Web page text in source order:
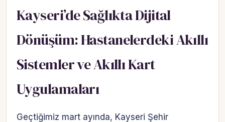
Kayseri’de Sağlıkta Dijital
Dönüşüm: Hastanelerdeki Akıllı
Sistemler ve Akıllı Kart
Uygulamaları
Geçtiğimiz mart ayında, Kayseri Şehir